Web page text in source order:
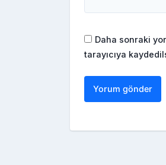
Daha sonraki
tarayıcıya